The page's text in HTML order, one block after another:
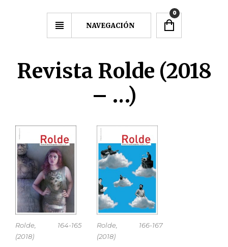
NAVEGACIÓN
0
Revista Rolde (2018
– …)
Rolde, 164-165
(2018)
Rolde, 166-167
(2018)